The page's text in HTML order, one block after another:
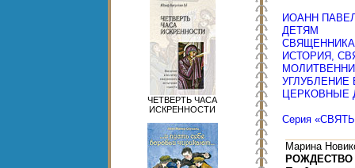
ЧЕТВЕРТЬ ЧАСА
ИСКРЕННОСТИ
ИОАНН ПАВЕЛ
ДЕТЯМ
ИСТОРИЯ,
УГЛУБЛЕНИЕ
ЦЕРКОВНЫЕ
Серия
Марина
РОЖДЕСТВО